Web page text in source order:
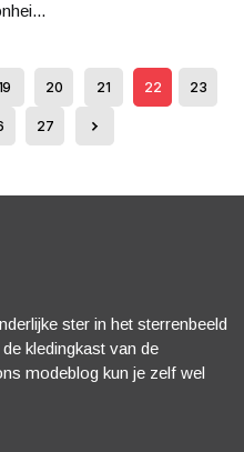
20 21 22 23
27
ster in het sterrenbeeld
kledingkast van de
modeblog kun je zelf wel